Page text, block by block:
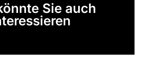
Sie auch